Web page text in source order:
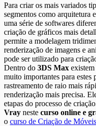
Para criar os mais variados
segmentos como arquitetura
uma série de softwares
criação de gráficos mais
permite a modelagem
renderização de imagens e
pode ser utilizado para
Dentro do 3DS Max
muito importantes para
rastreamento de raio mais
renderização mais precisa.
etapas do processo de
Vray neste curso online e
o curso de Criação de